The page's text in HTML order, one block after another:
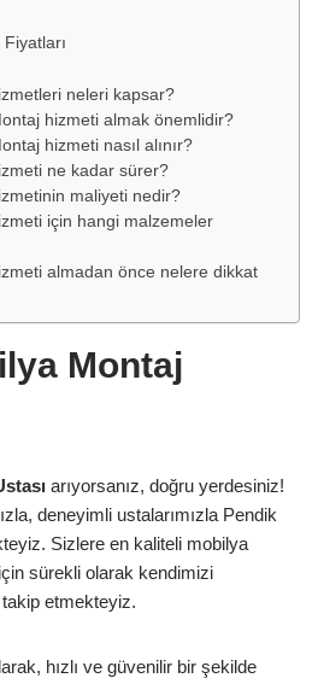
neleri kapsar?
hizmeti almak önemlidir?
hizmeti nasıl alınır?
ne kadar sürer?
maliyeti nedir?
için hangi malzemeler
almadan önce nelere dikkat
Montaj
arıyorsanız, doğru yerdesiniz!
deneyimli ustalarımızla Pendik
Sizlere en kaliteli mobilya
sürekli olarak kendimizi
etmekteyiz.
hızlı ve güvenilir bir şekilde